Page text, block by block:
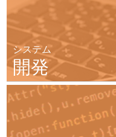
システム
開発